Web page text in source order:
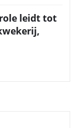
leidt tot